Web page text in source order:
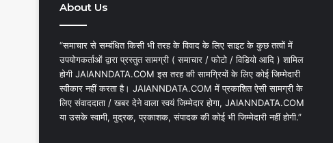
About Us
“समाचार से सम्बंधित किसी भी तरह के विवाद के लिए साइट के कुछ तत्वों में
उपयोगकर्ताओं द्वारा प्रस्तुत सामग्री ( समाचार / फोटो / विडियो आदि ) शामिल
होगी JAIANNDATA.COM इस तरह की सामग्रियों के लिए कोई जिम्मेदारी
स्वीकार नहीं करता है। JAIANNDATA.COM में प्रकाशित ऐसी सामग्री के
लिए संवाददाता / खबर देने वाला स्वयं जिम्मेदार होगा, JAIANNDATA.COM
या उसके स्वामी, मुद्रक, प्रकाशक, संपादक की कोई भी जिम्मेदारी नहीं होगी.”